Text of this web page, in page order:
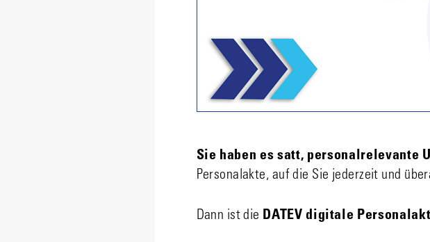
Sie haben es satt, personalrelevante
Personalakte, auf die Sie jederzeit und
Dann ist die DATEV digitale